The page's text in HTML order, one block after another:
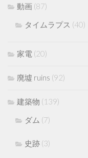
動画 (87)
タイムラプス (40)
家電 (20)
廃墟 ruins (92)
建築物 (139)
ダム (7)
史跡 (3)